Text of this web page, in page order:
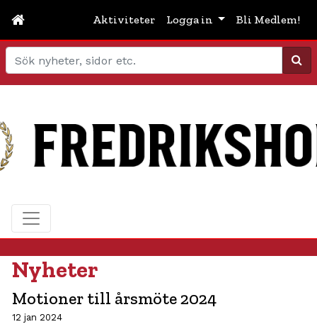
Aktiviteter Logga in Bli Medlem!
Sök
Nyheter
Motioner till årsmöte 2024
12 jan 2024